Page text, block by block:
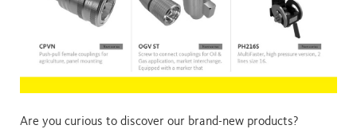
Are you curious to discover our brand-new products?